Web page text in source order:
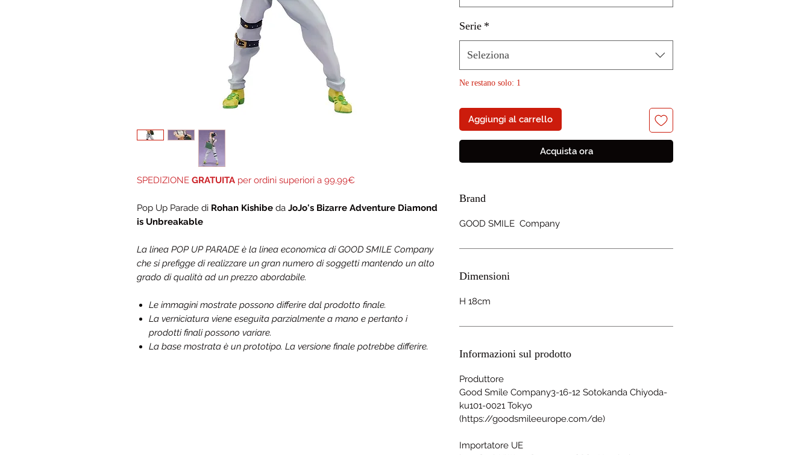
SPEDIZIONE GRATUITA per ordini superiori a 99,99€
Pop Up Parade di Rohan Kishibe da JoJo's Bizarre Adventure Diamond
is Unbreakable
La linea POP UP PARADE è la linea economica di GOOD SMILE Company
che si prefigge di realizzare un gran numero di soggetti mantendo un alto
grado di qualità ad un prezzo abordabile.
Le immagini mostrate possono differire dal prodotto finale.
La verniciatura viene eseguita parzialmente a mano e pertanto i
prodotti finali possono variare.
La base mostrata è un prototipo. La versione finale potrebbe differire.
Serie *
Seleziona
Ne restano solo: 1
Aggiungi al carrello
Acquista ora
Brand
GOOD SMILE Company
Dimensioni
H 18cm
Informazioni sul prodotto
Produttore
Good Smile Company3-16-12 Sotokanda Chiyoda-
ku101-0021 Tokyo
(https://goodsmileeurope.com/de)
Importatore UE